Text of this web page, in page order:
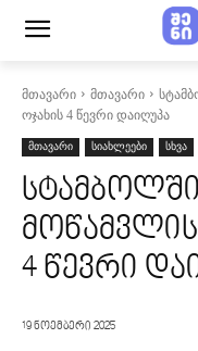
მთავარი მთავარი
ოჯახის 4 წევრი დაიღუპა
მთავარი სიახლეები სხვა
4 წევრი
19 ნოემბერი 2025